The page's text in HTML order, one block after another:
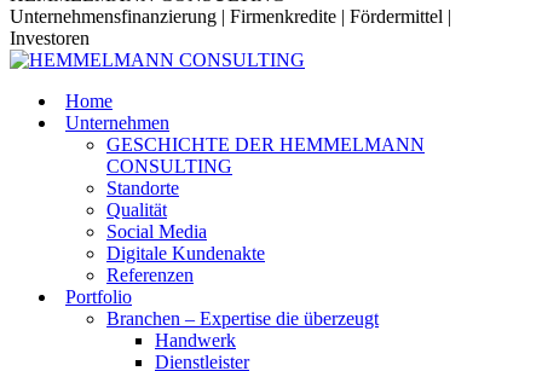
Unternehmensfinanzierung | Firmenkredite | Fördermittel |
Investoren
Home
Unternehmen
GESCHICHTE DER HEMMELMANN
CONSULTING
Standorte
Qualität
Social Media
Digitale Kundenakte
Referenzen
Portfolio
Branchen – Expertise die überzeugt
Handwerk
Dienstleister